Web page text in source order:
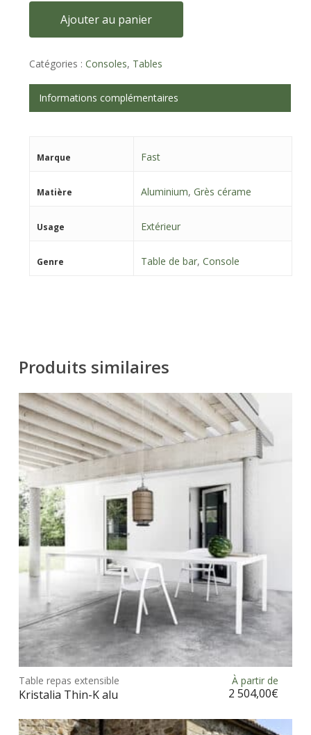
Ajouter au panier
Catégories : Consoles, Tables
Informations complémentaires
Marque Fast
Matière Aluminium, Grès cérame
Usage Extérieur
Genre Table de bar, Console
Produits similaires
Choix des options
Table repas extensible
Kristalia Thin-K alu
À partir de
2 504,00€